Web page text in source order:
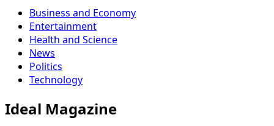
Business and Economy
Entertainment
Health and Science
News
Politics
Technology
Ideal Magazine